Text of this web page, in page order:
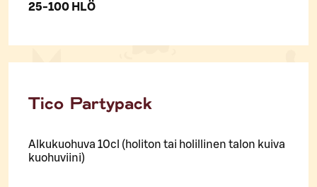
25-100 HLÖ
Tico Partypack
Alkukuohuva 10cl (holiton tai holillinen talon kuiva
kuohuviini)